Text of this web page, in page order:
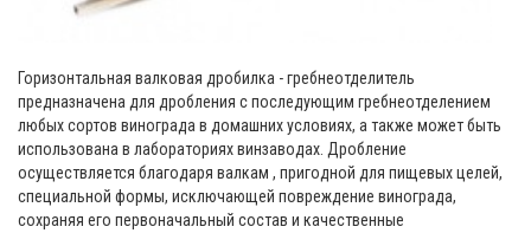
Горизонтальная валковая дробилка - гребнеотделитель
предназначена для дробления с последующим гребнеотделением
любых сортов винограда в домашних условиях, а также может быть
использована в лабораториях винзаводах. Дробление
осуществляется благодаря валкам , пригодной для пищевых целей,
специальной формы, исключающей повреждение винограда,
сохраняя его первоначальный состав и качественные